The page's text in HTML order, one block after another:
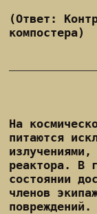
(Ответ:
компостера)
На
питаются
реактора. В
состоянии
членов